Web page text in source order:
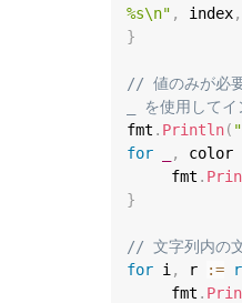
%s\n" , index,
}
// 値のみが必
_ を使用して
fmt . Println(
for
, color
     fmt
.
}
// 文字列内の
for i , r :=
     fmt
.